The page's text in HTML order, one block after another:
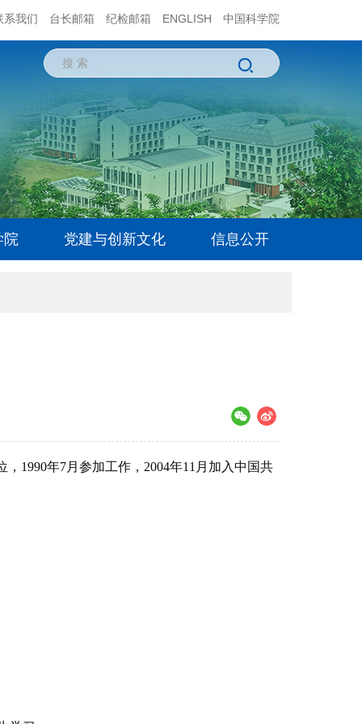
系我们 台长邮箱 纪检邮箱 ENGLISH 中国科学院
院 党建与创新文化 信息公开
1990年7月参加工作，2004年11月加入中国共